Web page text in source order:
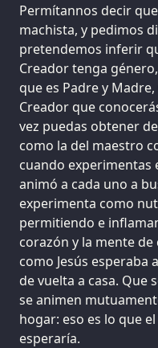
Permítannos decir
machista, y pedimos
pretendemos inferir
Creador tenga
que es Padre y
Creador que
vez puedas obtener
como la del maestro
cuando experimentas
animó a cada uno a
experimenta como
permitiendo e
corazón y la mente de
como Jesús esperaba
de vuelta a casa. Que
se animen
hogar: eso es lo que
esperaría.